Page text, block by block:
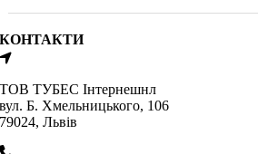
КОНТАКТИ
ТОВ ТУБЕС Iнтернешнл
вул. Б. Хмельницького, 106
79024, Львiв